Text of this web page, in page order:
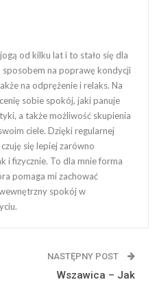
od kilku lat i to stało się dla
sposobem na poprawę kondycji
na odprężenie i relaks. Na
sobie spokój, jaki panuje
a także możliwość skupienia
ciele. Dzięki regularnej
się lepiej zarówno
i fizycznie. To dla mnie forma
pomaga mi zachować
spokój w
NASTĘPNY POST
Wszawica – Jak